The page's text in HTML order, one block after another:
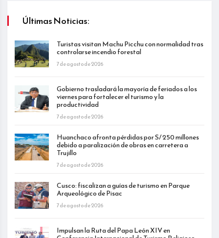
Últimas Noticias:
Turistas visitan Machu Picchu con normalidad tras
controlarse incendio forestal
7 de agosto de 2026
Gobierno trasladará la mayoría de feriados a los
viernes para fortalecer el turismo y la
productividad
7 de agosto de 2026
Huanchaco afronta pérdidas por S/ 250 millones
debido a paralización de obras en carretera a
Trujillo
7 de agosto de 2026
Cusco: fiscalizan a guías de turismo en Parque
Arqueológico de Pisac
7 de agosto de 2026
Impulsan la Ruta del Papa León XIV en